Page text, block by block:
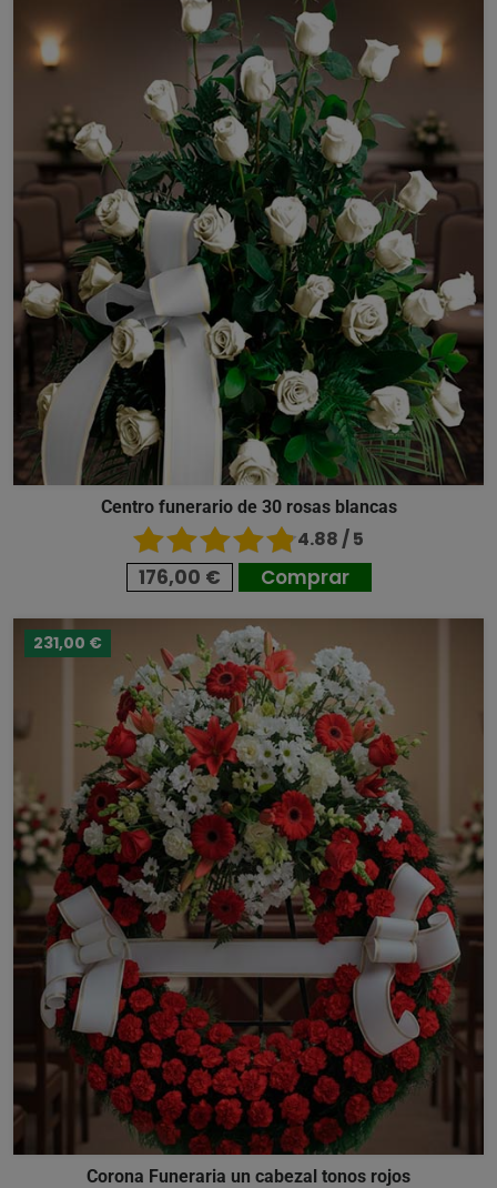
Centro funerario de 30 rosas blancas
4.88 / 5
176,00 € Comprar
231,00 €
Corona Funeraria un cabezal tonos rojos